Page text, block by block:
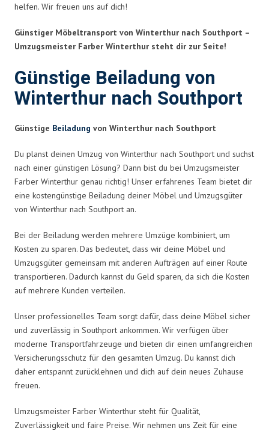
helfen. Wir freuen uns auf dich!
Günstiger Möbeltransport von Winterthur nach Southport –
Umzugsmeister Farber Winterthur steht dir zur Seite!
Günstige Beiladung von
Winterthur nach Southport
Günstige Beiladung von Winterthur nach Southport
Du planst deinen Umzug von Winterthur nach Southport und suchst
nach einer günstigen Lösung? Dann bist du bei Umzugsmeister
Farber Winterthur genau richtig! Unser erfahrenes Team bietet dir
eine kostengünstige Beiladung deiner Möbel und Umzugsgüter
von Winterthur nach Southport an.
Bei der Beiladung werden mehrere Umzüge kombiniert, um
Kosten zu sparen. Das bedeutet, dass wir deine Möbel und
Umzugsgüter gemeinsam mit anderen Aufträgen auf einer Route
transportieren. Dadurch kannst du Geld sparen, da sich die Kosten
auf mehrere Kunden verteilen.
Unser professionelles Team sorgt dafür, dass deine Möbel sicher
und zuverlässig in Southport ankommen. Wir verfügen über
moderne Transportfahrzeuge und bieten dir einen umfangreichen
Versicherungsschutz für den gesamten Umzug. Du kannst dich
daher entspannt zurücklehnen und dich auf dein neues Zuhause
freuen.
Umzugsmeister Farber Winterthur steht für Qualität,
Zuverlässigkeit und faire Preise. Wir nehmen uns Zeit für eine